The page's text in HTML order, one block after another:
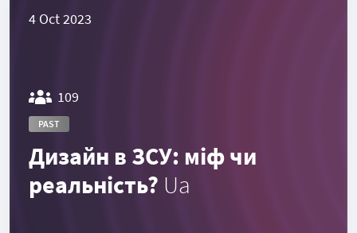
4 Oct 2023
109
PAST
Дизайн в ЗСУ: міф чи
реальність? Ua